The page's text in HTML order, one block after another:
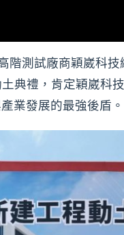
階測試廠商穎崴科
典禮，肯定穎崴科
業發展的最強後盾。